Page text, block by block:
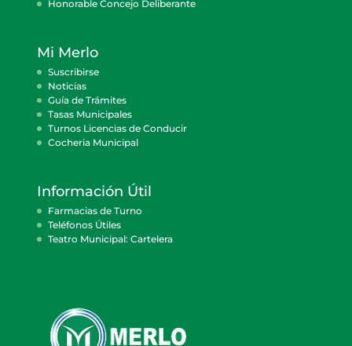
Honorable Concejo Deliberante
Mi Merlo
Suscribirse
Noticias
Guía de Trámites
Tasas Municipales
Turnos Licencias de Conducir
Cocheria Municipal
Información Útil
Farmacias de Turno
Teléfonos Útiles
Teatro Municipal: Cartelera